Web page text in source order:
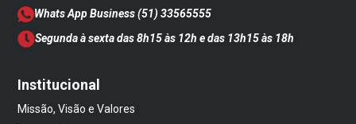
Whats App Business(51) 33565555
Segunda à sexta das 8h15 às 12h e das 13h15 às 18h
Institucional
Missão, Visão e Valores